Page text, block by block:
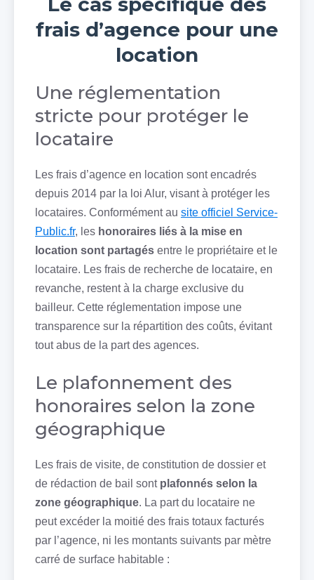
frais d’agence pour une
location
Une réglementation
stricte pour protéger le
locataire
Les frais d’agence en location sont encadrés
depuis 2014 par la loi Alur, visant à protéger les
locataires. Conformément au site officiel Service-
Public.fr, les honoraires liés à la mise en
location sont partagés entre le propriétaire et le
locataire. Les frais de recherche de locataire, en
revanche, restent à la charge exclusive du
bailleur. Cette réglementation impose une
transparence sur la répartition des coûts, évitant
tout abus de la part des agences.
Le plafonnement des
honoraires selon la zone
géographique
Les frais de visite, de constitution de dossier et
de rédaction de bail sont plafonnés selon la
zone géographique. La part du locataire ne
peut excéder la moitié des frais totaux facturés
par l’agence, ni les montants suivants par mètre
carré de surface habitable :